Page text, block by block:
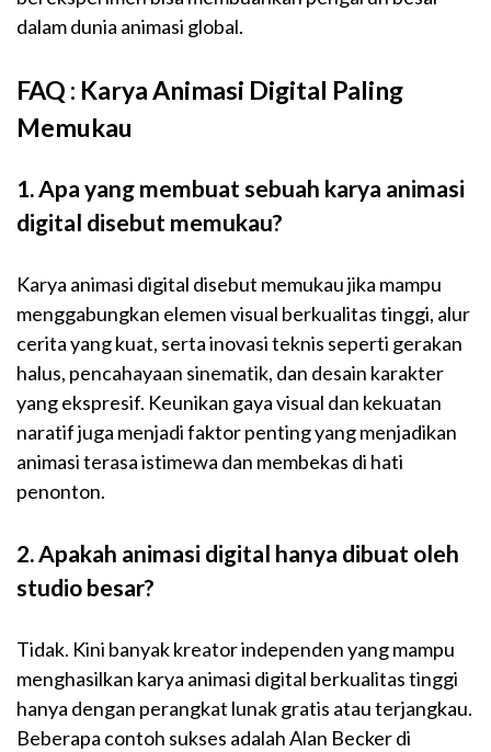
dalam dunia animasi global.
FAQ : Karya Animasi Digital Paling
Memukau
1. Apa yang membuat sebuah karya animasi
digital disebut memukau?
Karya animasi digital disebut memukau jika mampu
menggabungkan elemen visual berkualitas tinggi, alur
cerita yang kuat, serta inovasi teknis seperti gerakan
halus, pencahayaan sinematik, dan desain karakter
yang ekspresif. Keunikan gaya visual dan kekuatan
naratif juga menjadi faktor penting yang menjadikan
animasi terasa istimewa dan membekas di hati
penonton.
2. Apakah animasi digital hanya dibuat oleh
studio besar?
Tidak. Kini banyak kreator independen yang mampu
menghasilkan karya animasi digital berkualitas tinggi
hanya dengan perangkat lunak gratis atau terjangkau.
Beberapa contoh sukses adalah Alan Becker di